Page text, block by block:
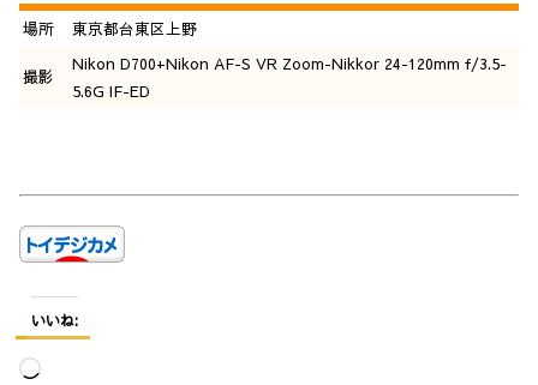
場所 東京都台東区上野
撮影
Nikon D700+Nikon AF-S VR Zoom-Nikkor 24-120mm f/3.5-
5.6G IF-ED
いいね:
読